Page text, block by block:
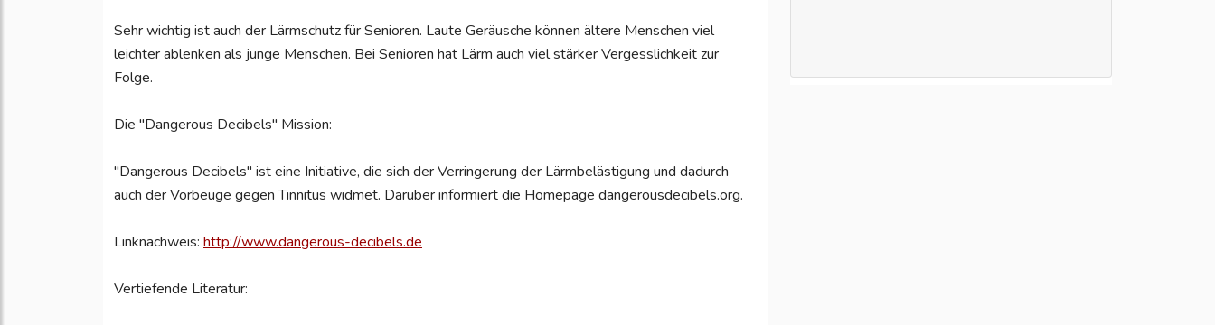
Sehr wichtig ist auch der Lärmschutz für Senioren. Laute Geräusche können ältere Menschen viel
leichter ablenken als junge Menschen. Bei Senioren hat Lärm auch viel stärker Vergesslichkeit zur
Folge.
Die "Dangerous Decibels" Mission:
"Dangerous Decibels" ist eine Initiative, die sich der Verringerung der Lärmbelästigung und dadurch
auch der Vorbeuge gegen Tinnitus widmet. Darüber informiert die Homepage dangerousdecibels.org.
Linknachweis: http://www.dangerous-decibels.de
Vertiefende Literatur: